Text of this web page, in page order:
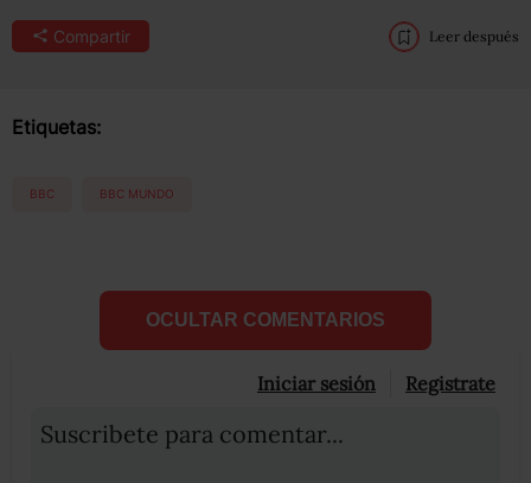
Compartir Leer después
Etiquetas:
BBC BBC MUNDO
OCULTAR COMENTARIOS
Iniciar sesión Registrate
Suscribete para comentar...